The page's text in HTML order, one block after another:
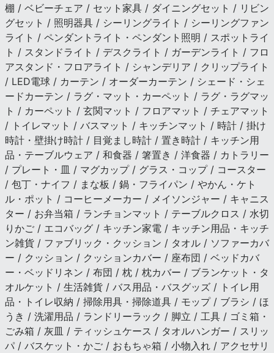
棚 / ベビーチェア / セット家具 / ダイニングセット / リビン
グセット / 照明器具 / シーリングライト / シーリングファン
ライト / ペンダントライト・ペンダント照明 / スポットライ
ト / スタンドライト / デスクライト / ガーデンライト / フロ
アスタンド・フロアライト / シャンデリア / クリップライト
/ LED電球 / カーテン / オーダーカーテン / シェード・シェ
ードカーテン / ラグ・マット・カーペット / ラグ・ラグマッ
ト / カーペット / 玄関マット / フロアマット / チェアマット
/ トイレマット / バスマット / キッチンマット / 時計 / 掛け
時計・壁掛け時計 / 目覚まし時計 / 置き時計 / キッチン用
品・テーブルウェア / 和食器 / 箸置き / 洋食器 / カトラリー
/ プレート・皿 / マグカップ / グラス・コップ / コースター
/ 包丁・ナイフ / まな板 / 鍋・フライパン / やかん・ケト
ル・ポット / コーヒーメーカー / メイソンジャー / キャニス
ター / お弁当箱 / ランチョンマット / テーブルクロス / 水切
りかご / エコバッグ / キッチン家電 / キッチン用品・キッチ
ン雑貨 / ファブリック・クッション / タオル / ソファーカバ
ー / クッション / クッションカバー / 座布団 / ベッドカバ
ー・ベッドリネン / 布団 / 枕 / 枕カバー / ブランケット・タ
オルケット / 生活雑貨 / バス用品・バスグッズ / トイレ用
品・トイレ収納 / 掃除用具・掃除道具 / モップ / ブラシ / ほ
うき / 洗濯用品 / ランドリーラック / 脚立 / 工具 / ゴミ箱・
ごみ箱 / 灰皿 / ティッシュケース / タオルハンガー / スリッ
パ / バスケット・かご / おもちゃ箱 / 小物入れ / アクセサリ